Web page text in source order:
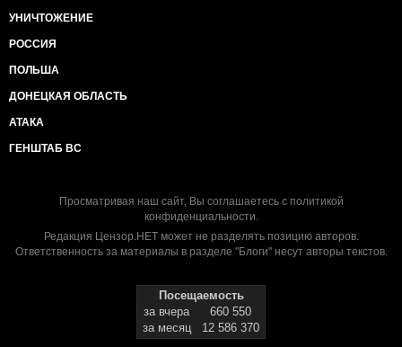
УНИЧТОЖЕНИЕ
РОССИЯ
ПОЛЬША
ДОНЕЦКАЯ ОБЛАСТЬ
АТАКА
ГЕНШТАБ ВС
Просматривая наш сайт, Вы соглашаетесь с политикой
конфиденциальности.
Редакция Цензор.НЕТ может не разделять позицию авторов.
Ответственность за материалы в разделе "Блоги" несут авторы текстов.
Посещаемость
за вчера
660 550
за месяц
12 586 370